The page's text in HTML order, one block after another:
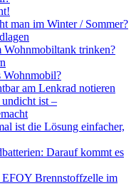
man im Winter / Sommer?
Wohnmobiltank trinken?
Wohnmobil?
am Lenkrad notieren
undicht ist –
ist die Lösung einfacher,
Darauf kommt es
Brennstoffzelle im